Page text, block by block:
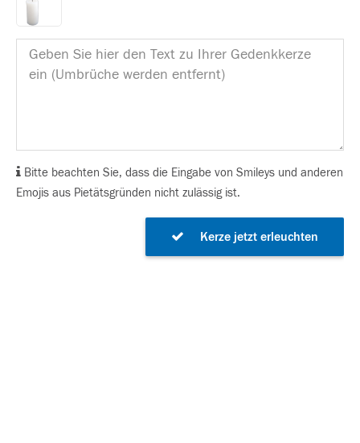
Bitte beachten Sie, dass die Eingabe von Smileys und anderen
Emojis aus Pietätsgründen nicht zulässig ist.
Kerze jetzt erleuchten